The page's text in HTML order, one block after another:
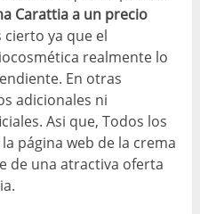
Carattia a un precio
cierto ya que el
realmente lo
En otras
adicionales ni
Asi que, Todos los
página web de la crema
de una atractiva oferta